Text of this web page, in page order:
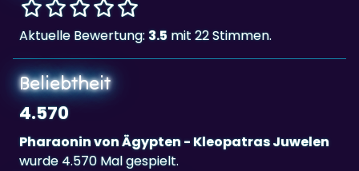
Aktuelle Bewertung: 3.5 mit 22 Stimmen.
Beliebtheit
4.570
Pharaonin von Ägypten - Kleopatras Juwelen
wurde 4.570 Mal gespielt.